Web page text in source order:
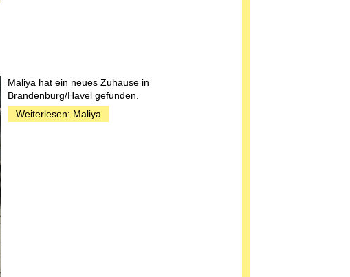
Maliya hat ein neues Zuhause in
Brandenburg/Havel gefunden.
Weiterlesen: Maliya